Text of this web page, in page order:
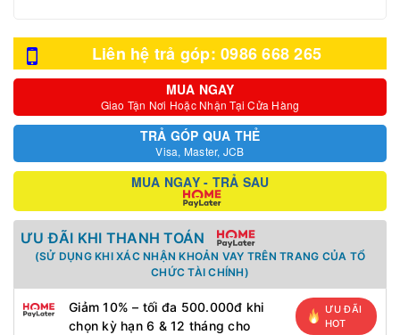
Liên hệ trả góp: 0986 668 265
MUA NGAY
Giao Tận Nơi Hoặc Nhận Tại Cửa Hàng
TRẢ GÓP QUA THẺ
Visa, Master, JCB
MUA NGAY - TRẢ SAU
ƯU ĐÃI KHI THANH TOÁN
(SỬ DỤNG KHI XÁC NHẬN KHOẢN VAY TRÊN TRANG CỦA TỔ
CHỨC TÀI CHÍNH)
Giảm 10% – tối đa 500.000đ khi
chọn kỳ hạn 6 & 12 tháng cho
ƯU ĐÃI
HOT